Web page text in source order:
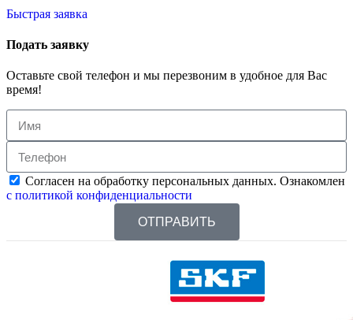
Быстрая заявка
Подать заявку
Оставьте свой телефон и мы перезвоним в удобное для Вас
время!
Согласен на обработку персональных данных. Ознакомлен
с политикой конфиденциальности
ОТПРАВИТЬ